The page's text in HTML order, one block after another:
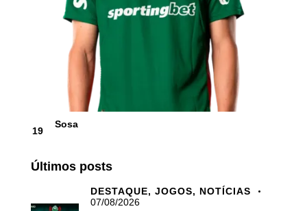
19
Sosa
Últimos posts
DESTAQUE, JOGOS, NOTÍCIAS
07/08/2026